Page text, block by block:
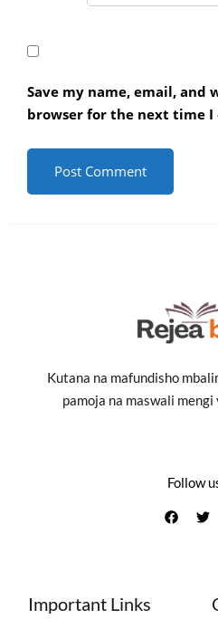
Save my name, email, and
browser for the next time I
Kutana na mafundisho
pamoja na maswali
Follow
Important Links